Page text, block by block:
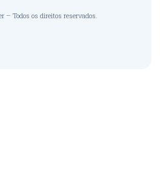
– Todos os direitos reservados.